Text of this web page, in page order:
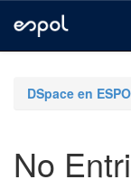
navigationDSpace en
No